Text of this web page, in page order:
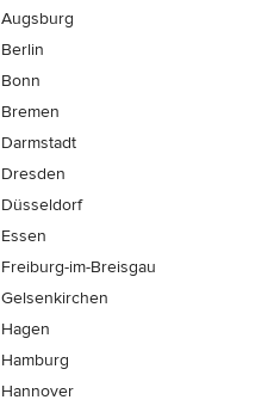
Augsburg
Berlin
Bonn
Bremen
Darmstadt
Dresden
Düsseldorf
Essen
Freiburg-im-Breisgau
Gelsenkirchen
Hagen
Hamburg
Hannover